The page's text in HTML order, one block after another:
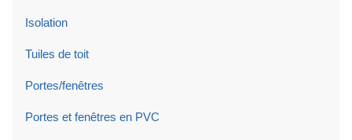
Isolation
Tuiles de toit
Portes/fenêtres
Portes et fenêtres en PVC